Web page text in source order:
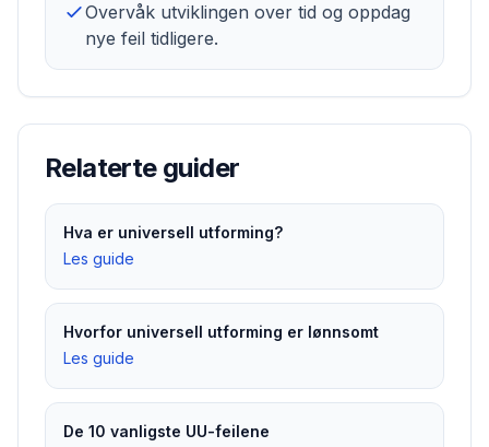
Overvåk utviklingen over tid og oppdag
nye feil tidligere.
Relaterte guider
Hva er universell utforming?
Les guide
Hvorfor universell utforming er lønnsomt
Les guide
De 10 vanligste UU-feilene